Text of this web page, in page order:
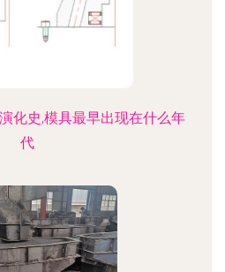
化史,模具最早出现在什么年
代